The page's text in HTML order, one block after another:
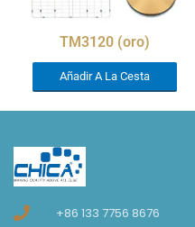
TM3120 (oro)
Añadir A La Cesta
+86 133 7756 8676